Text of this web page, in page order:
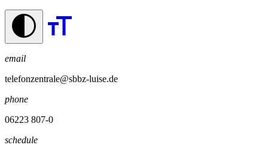
email
telefonzentrale@sbbz-luise.de
phone
06223 807-0
schedule